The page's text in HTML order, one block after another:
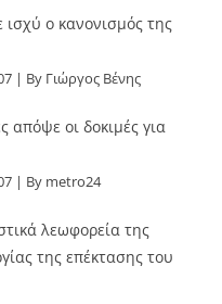
ο κανονισμός της
By Γιώργος Βένης
απόψε οι δοκιμές για
By metro24
λεωφορεία της
της επέκτασης του